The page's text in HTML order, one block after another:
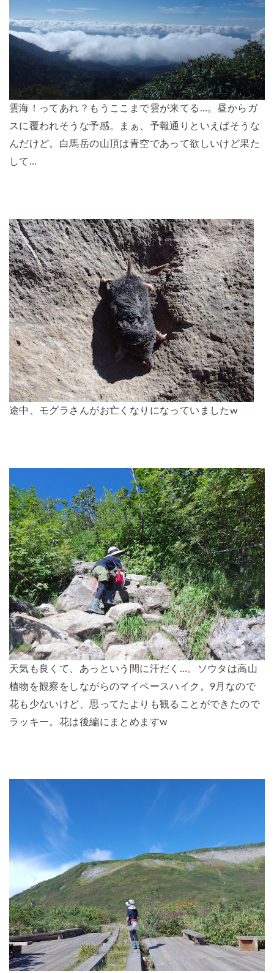
雲海！ってあれ？もうここまで雲が来てる…。昼からガ
スに覆われそうな予感。まぁ、予報通りといえばそうな
んだけど。白馬岳の山頂は青空であって欲しいけど果た
して…
途中、モグラさんがお亡くなりになっていましたw
天気も良くて、あっという間に汗だく…。ソウタは高山
植物を観察をしながらのマイペースハイク。9月なので
花も少ないけど、思ってたよりも観ることができたので
ラッキー。花は後編にまとめますw